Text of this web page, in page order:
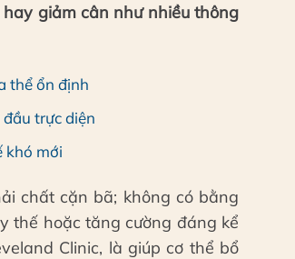
giảm cân như nhiều thông
thể ổn định
trực diện
khó mới
chất cặn bã; không có bằng
thế hoặc tăng cường đáng kể
Clinic, là giúp cơ thể bổ